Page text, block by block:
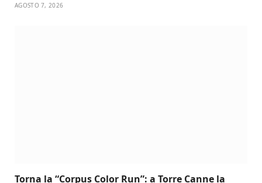
AGOSTO 7, 2026
Torna la “Corpus Color Run”: a Torre Canne la